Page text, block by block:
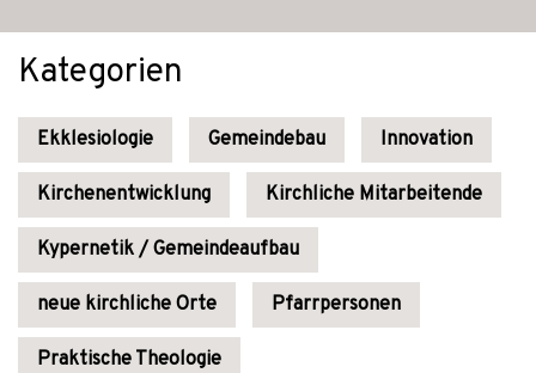
Kategorien
Ekklesiologie Gemeindebau Innovation
Kirchenentwicklung Kirchliche Mitarbeitende
Kypernetik / Gemeindeaufbau
neue kirchliche Orte Pfarrpersonen
Praktische Theologie